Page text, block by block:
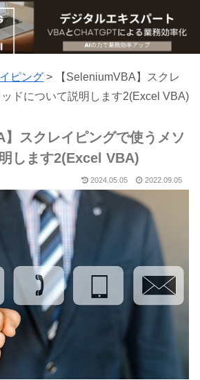
ピング >
【SeleniumVBA】スクレ
ドについて説明します2(Excel VBA)
】スクレイピングで使うメソ
します2(Excel VBA)
2024.05.05 2022.09.05